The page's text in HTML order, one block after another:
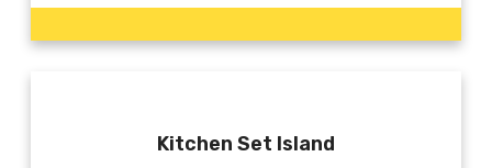
Kitchen Set Island